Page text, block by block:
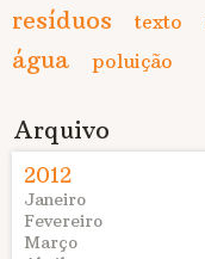
resíduos
texto
água poluição
Arquivo
2012
Janeiro
Fevereiro
Março